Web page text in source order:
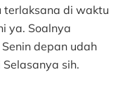
terlaksana di waktu
ya. Soalnya
depan udah
sih.